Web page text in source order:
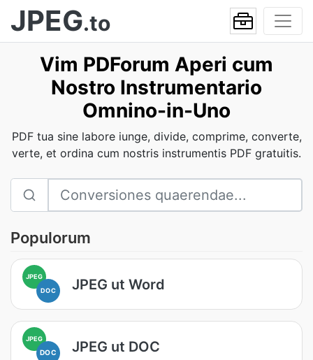
JPEG.to
Vim PDForum Aperi cum
Nostro Instrumentario
Omnino-in-Uno
PDF tua sine labore iunge, divide, comprime, converte,
verte, et ordina cum nostris instrumentis PDF gratuitis.
Populorum
JPEG
DOC
JPEG ut Word
JPEG
DOC JPEG ut DOC